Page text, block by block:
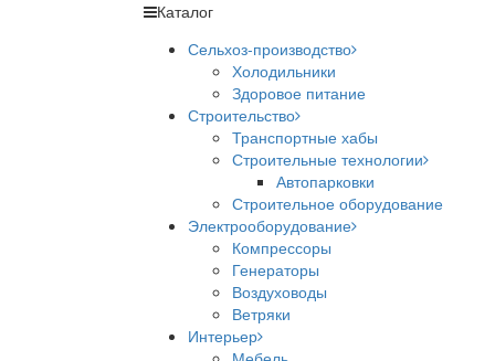
Каталог
Сельхоз-производство
Холодильники
Здоровое питание
Строительство
Транспортные хабы
Строительные технологии
Автопарковки
Строительное оборудование
Электрооборудование
Компрессоры
Генераторы
Воздуховоды
Ветряки
Интерьер